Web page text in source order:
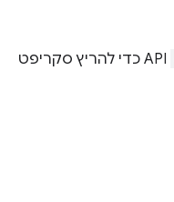
API כדי להריץ סקריפט